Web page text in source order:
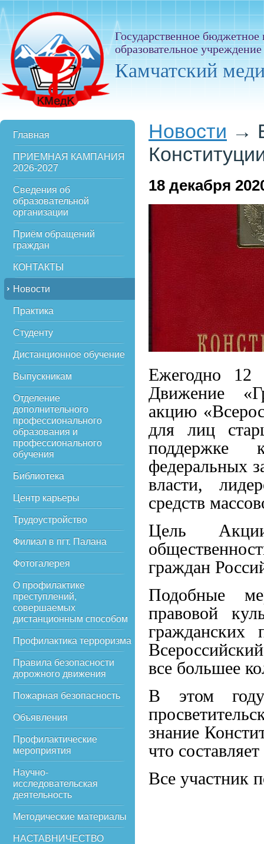
Государственное
образовательное
Камчатский
Главная
ПРИЕМНАЯ КАМПАНИЯ
2026-2027
Сведения об
образовательной
организации
Приём обращений
граждан
КОНТАКТЫ
Новости
Практика
Студенту
Дистанционное обучение
Выпускникам
Отделение
дополнительного
профессионального
образования и
профессионального
обучения
Библиотека
Центр карьеры
Трудоустройство
Филиал в пгт. Палана
Фотогалерея
О профилактике
преступлений,
совершаемых
дистанционным способом
Профилактика терроризма
Правила безопасности
дорожного движения
Пожарная безопасность
Объявления
Профилактические
мероприятия
Научно-
исследовательская
деятельность
Методические материалы
НАСТАВНИЧЕСТВО
Новости →
18 декабря
Ежегодно 12
Движение
акцию
для лиц
поддержке
федеральных
власти,
средств
Цель
граждан
Подобные
правовой
все большее
В этом
знание
что
Все участник